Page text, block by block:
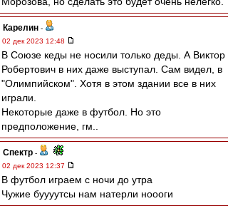
Карелин -
02 дек 2023 12:48
В Союзе кеды не носили только деды. А Виктор
Робертович в них даже выступал. Сам видел, в
"Олимпийском". Хотя в этом здании все в них
играли.
Некоторые даже в футбол. Но это
предположение, гм..
Спектр -
02 дек 2023 12:37
В футбол играем с ночи до утра
Чужие буууутсы нам натерли ноооги